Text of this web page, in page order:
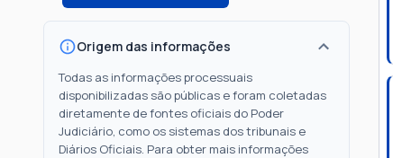
Origem das informações
Todas as informações processuais
disponibilizadas são públicas e foram coletadas
diretamente de fontes oficiais do Poder
Judiciário, como os sistemas dos tribunais e
Diários Oficiais. Para obter mais informações